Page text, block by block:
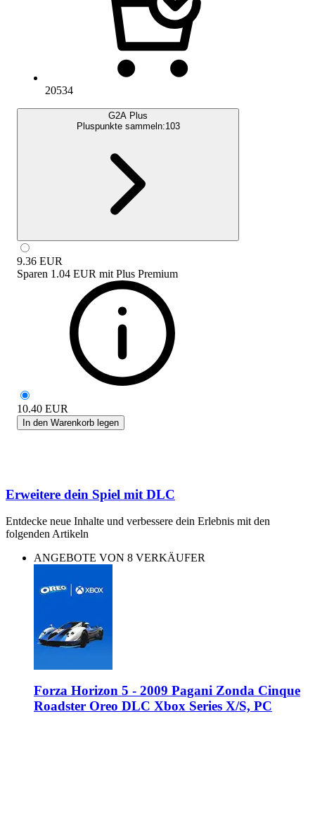
20534
G2A Plus
Pluspunkte sammeln:103
9.36 EUR
Sparen 1.04 EUR mit Plus Premium
10.40 EUR
In den Warenkorb legen
Erweitere dein Spiel mit DLC
Entdecke neue Inhalte und verbessere dein Erlebnis mit den
folgenden Artikeln
ANGEBOTE VON 8 VERKÄUFER
Forza Horizon 5 - 2009 Pagani Zonda Cinque
Roadster Oreo DLC Xbox Series X/S, PC